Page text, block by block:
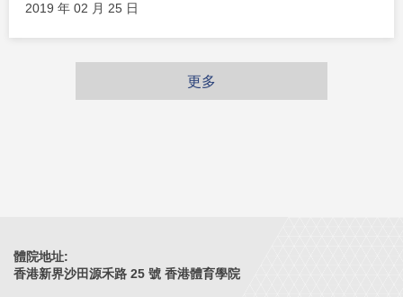
2019 年 02 月 25 日
更多
體院地址:
香港新界沙田源禾路 25 號 香港體育學院